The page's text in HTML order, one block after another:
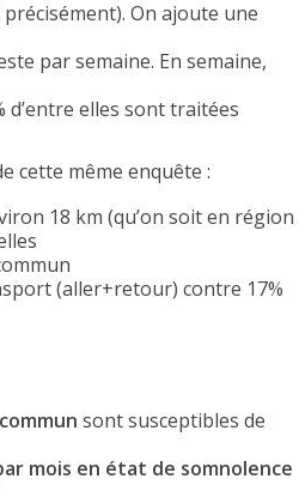
On ajoute une
par semaine. En semaine,
elles sont traitées
cette même enquête :
18 km (qu’on soit en région
(aller+retour) contre 17%
sont susceptibles de
mois en état de somnolence